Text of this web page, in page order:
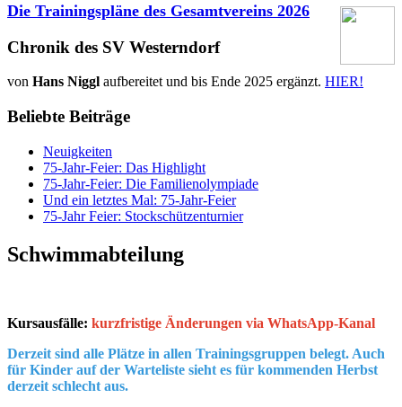
Die Trainingspläne des Gesamtvereins 2026
Chronik des SV Westerndorf
von Hans Niggl aufbereitet und bis Ende 2025 ergänzt. HIER!
Beliebte Beiträge
Neuigkeiten
75-Jahr-Feier: Das Highlight
75-Jahr-Feier: Die Familienolympiade
Und ein letztes Mal: 75-Jahr-Feier
75-Jahr Feier: Stockschützenturnier
Schwimmabteilung
Kursausfälle: kurzfristige Änderungen via WhatsApp-Kanal
Derzeit sind alle Plätze in allen Trainingsgruppen belegt. Auch
für Kinder auf der Warteliste sieht es für kommenden Herbst
derzeit schlecht aus.